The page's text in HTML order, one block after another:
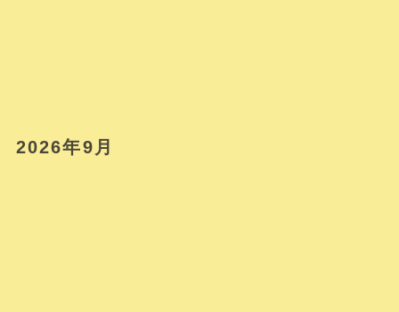
2026年9月